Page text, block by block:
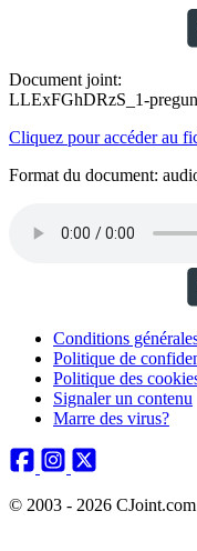
Document joint:
LLExFGhDRzS_1-
Cliquez pour accéder au
Format du document:
Conditions
Politique de
Politique des
Signaler un contenu
Marre des virus?
© 2003 - 2026 CJoint.com